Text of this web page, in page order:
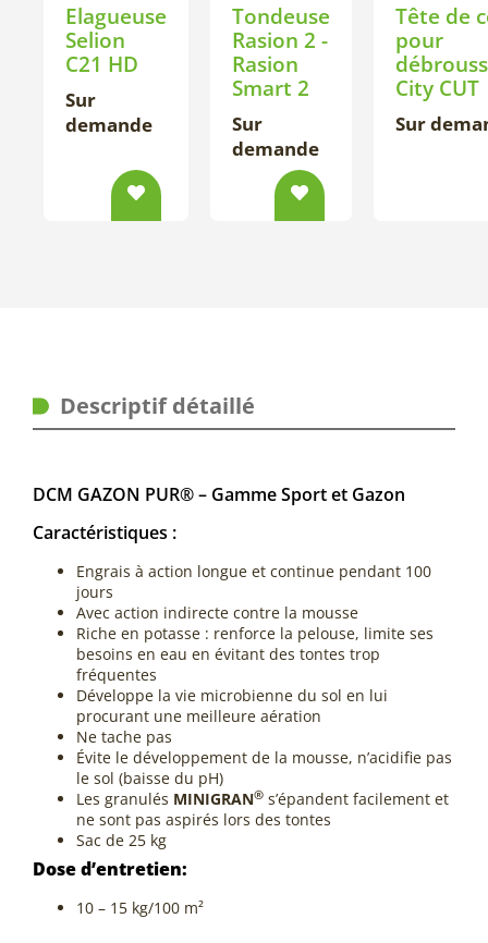
Elagueuse
Selion
C21 HD
Sur
demande
Tondeuse
Rasion 2 -
Rasion
Smart 2
Sur
demande
Tête de
pour
City CUT
Sur
Descriptif détaillé
DCM GAZON PUR® – Gamme Sport et Gazon
Caractéristiques :
Engrais à action longue et continue pendant 100
jours
Avec action indirecte contre la mousse
Riche en potasse : renforce la pelouse, limite ses
besoins en eau en évitant des tontes trop
fréquentes
Développe la vie microbienne du sol en lui
procurant une meilleure aération
Ne tache pas
Évite le développement de la mousse, n’acidifie pas
le sol (baisse du pH)
Les granulés MINIGRAN® s’épandent facilement et
ne sont pas aspirés lors des tontes
Sac de 25 kg
Dose d’entretien:
10 – 15 kg/100 m²